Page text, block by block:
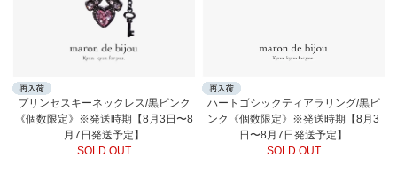
プリンセスキーネックレス/黒ピンク
《個数限定》※発送時期【8月3日〜8
月7日発送予定】
SOLD OUT
ハートゴシックティアラリング/黒ピ
ンク《個数限定》※発送時期【8月3
日〜8月7日発送予定】
SOLD OUT